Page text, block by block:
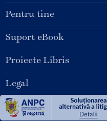
Pentru tine
Suport eBook
Proiecte Libris
Legal